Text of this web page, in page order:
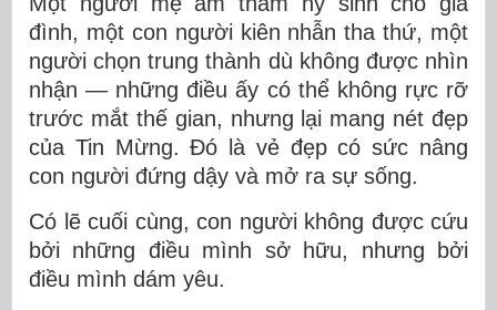
đình, một con người kiên nhẫn tha thứ, một
người chọn trung thành dù không được nhìn
nhận — những điều ấy có thể không rực rỡ
trước mắt thế gian, nhưng lại mang nét đẹp
của Tin Mừng. Đó là vẻ đẹp có sức nâng
con người đứng dậy và mở ra sự sống.
Có lẽ cuối cùng, con người không được cứu
bởi những điều mình sở hữu, nhưng bởi
điều mình dám yêu.